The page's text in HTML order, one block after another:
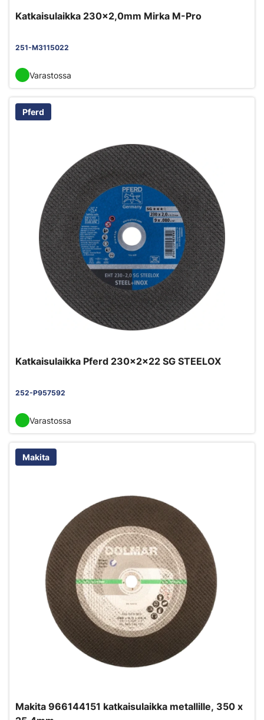
Katkaisulaikka 230x2,0mm Mirka M-Pro
251-M3115022
Varastossa
Pferd
Katkaisulaikka Pferd 230x2x22 SG STEELOX
252-P957592
Varastossa
Makita
Makita 966144151 katkaisulaikka metallille, 350 x